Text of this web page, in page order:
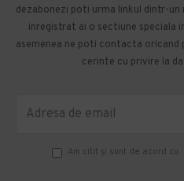
dezabonezi poti urma linkul dintr-
inregistrat ai o sectiune speciala
asemenea ne poti contacta oricand
cerinte cu privire la
Am citit şi sunt de acord cu